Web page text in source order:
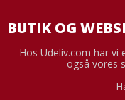
BUTIK OG
Hos Udeliv.com har vi
også vores